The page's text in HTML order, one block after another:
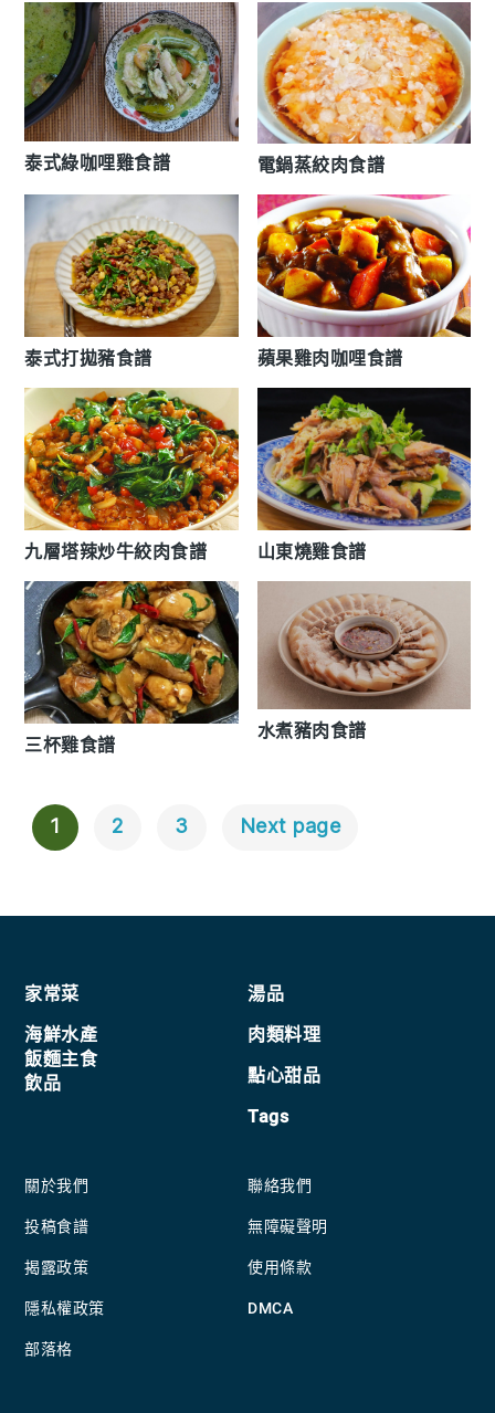
泰式綠咖哩雞食譜 電鍋蒸絞肉食譜
泰式打拋豬食譜 蘋果雞肉咖哩食譜
九層塔辣炒牛絞肉食譜 山東燒雞食譜
三杯雞食譜
水煮豬肉食譜
文
導
1 2 3 Next page
Footer
家常菜
海鮮水產
飯麵主食
飲品
湯品
肉類料理
點心甜品
Tags
關於我們
投稿食譜
揭露政策
隱私權政策
部落格
聯絡我們
無障礙聲明
使用條款
DMCA